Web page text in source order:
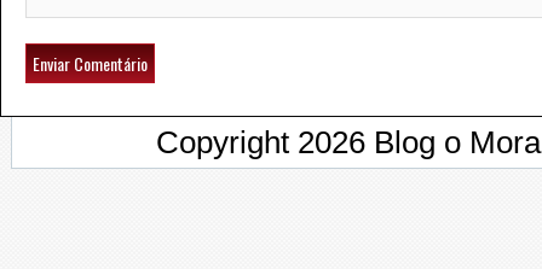
Copyright 2026 Blog o